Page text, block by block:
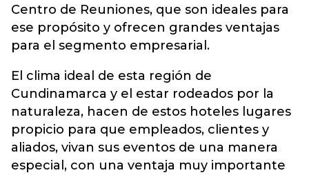
Centro de Reuniones, que son ideales para
ese propósito y ofrecen grandes ventajas
para el segmento empresarial.
El clima ideal de esta región de
Cundinamarca y el estar rodeados por la
naturaleza, hacen de estos hoteles lugares
propicio para que empleados, clientes y
aliados, vivan sus eventos de una manera
especial, con una ventaja muy importante